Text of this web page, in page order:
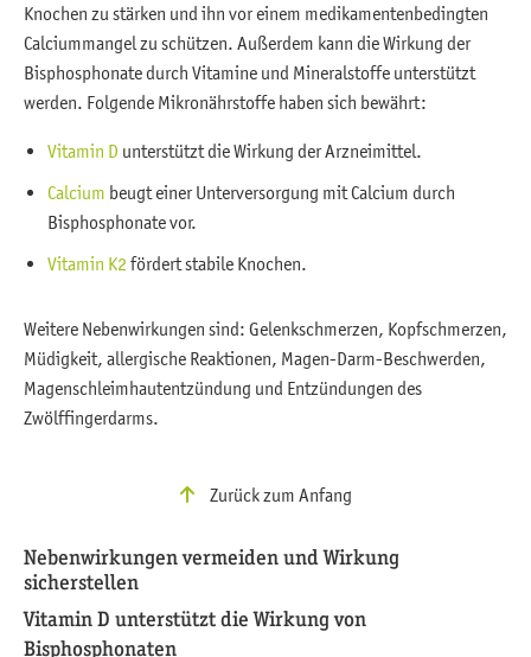
Knochen zu stärken und ihn vor einem medikamentenbedingten
Calciummangel zu schützen. Außerdem kann die Wirkung der
Bisphosphonate durch Vitamine und Mineralstoffe unterstützt
werden. Folgende Mikronährstoffe haben sich bewährt:
Vitamin D unterstützt die Wirkung der Arzneimittel.
Calcium beugt einer Unterversorgung mit Calcium durch
Bisphosphonate vor.
Vitamin K2 fördert stabile Knochen.
Weitere Nebenwirkungen sind: Gelenkschmerzen, Kopfschmerzen,
Müdigkeit, allergische Reaktionen, Magen-Darm-Beschwerden,
Magenschleimhautentzündung und Entzündungen des
Zwölffingerdarms.
Zurück zum Anfang
Nebenwirkungen vermeiden und Wirkung
sicherstellen
Vitamin D unterstützt die Wirkung von
Bisphosphonaten